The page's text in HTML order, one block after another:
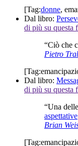
[Tag:donne,
Dal libro:
di più su questa
“Ciò che
Pietro
[Tag:
Dal libro:
di più su questa
“Una delle
aspettative
Brian
[Tag: